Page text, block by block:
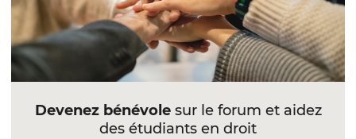
Devenez bénévolesur le forum et aidez
des étudiants en droit